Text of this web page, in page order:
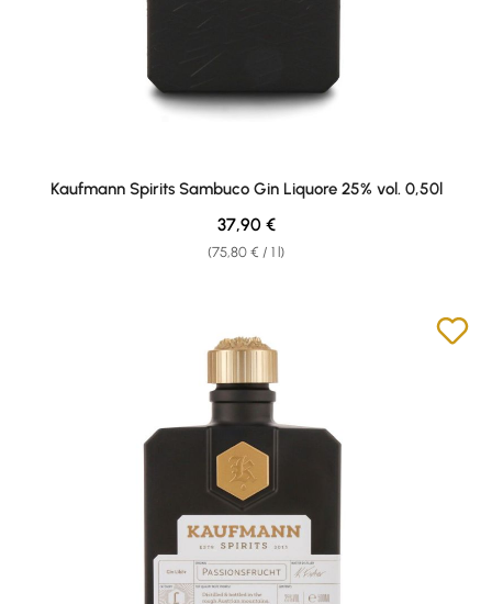
Kaufmann Spirits Sambuco Gin Liquore 25% vol. 0,50l
(75,80 € / 1 l)
Regular price:
37,90 €